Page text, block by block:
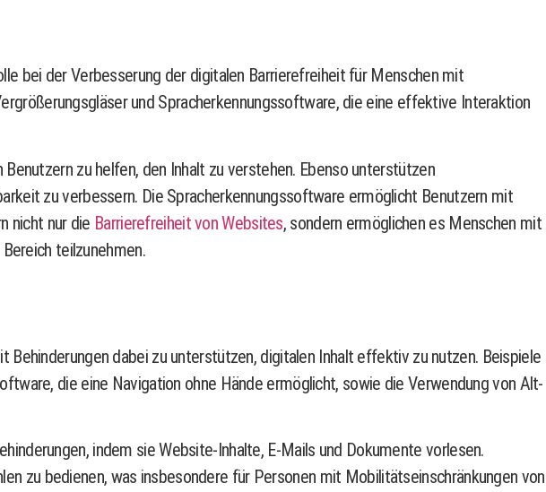
bei der Verbesserung der digitalen Barrierefreiheit für Menschen mit
und Spracherkennungssoftware, die eine effektive Interaktion
zu helfen, den Inhalt zu verstehen. Ebenso unterstützen
zu verbessern. Die Spracherkennungssoftware ermöglicht Benutzern mit
nicht nur die Barrierefreiheit von Websites, sondern ermöglichen es Menschen mit
teilzunehmen.
dabei zu unterstützen, digitalen Inhalt effektiv zu nutzen. Beispiele
die eine Navigation ohne Hände ermöglicht, sowie die Verwendung von Alt-
indem sie Website-Inhalte, E-Mails und Dokumente vorlesen.
zu bedienen, was insbesondere für Personen mit Mobilitätseinschränkungen von